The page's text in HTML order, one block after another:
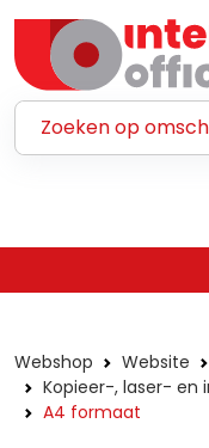
Webshop Website
Kopieer-, laser- en
A4 formaat